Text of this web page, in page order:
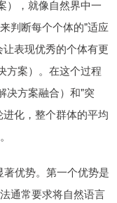
），就像自然界中一
判断每个个体的"适应
表现优秀的个体有更
方案）。在这个过程
决方案融合）和"突
化，整个群体的平均
优势。第一个优势是
通常要求将自然语言